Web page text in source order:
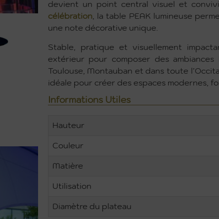
devient un point central visuel et
célébration, la table PEAK lumineuse
une note décorative unique.
Stable, pratique et visuellement
extérieur pour composer des ambiances
Toulouse, Montauban et dans toute
idéale pour créer des espaces modernes,
Informations Utiles
Hauteur
Couleur
Matière
Utilisation
Diamètre du plateau